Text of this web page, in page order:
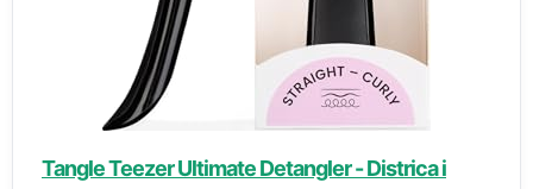
Tangle Teezer Ultimate Detangler - Districa i